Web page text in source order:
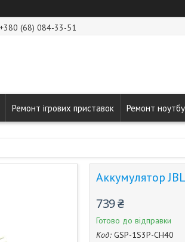
+380 (68) 084-33-51
Ремонт ігрових приставок Ремонт
Аккумулятор
739 ₴
Готово до відправки
Код: GSP-1S3P-CH40